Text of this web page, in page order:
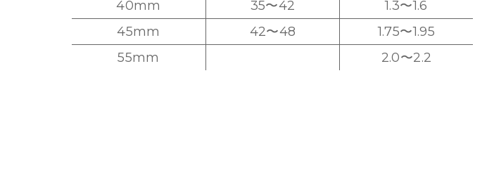
40mm
35〜42
1.3〜1.6
45mm
42〜48
1.75〜1.95
55mm
2.0〜2.2